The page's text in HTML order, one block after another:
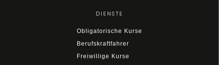
DIENSTE
Obligatorische Kurse
Berufskraftfahrer
Freiwillige Kurse